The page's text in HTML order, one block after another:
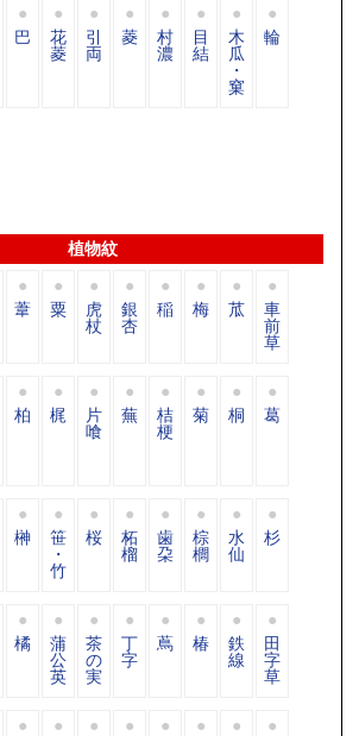
巴 花
菱
引
両
菱 村
濃
目
結
木
瓜
・
窠
輪
植物紋
葦 粟 虎
杖
銀
杏
稲 梅 苽 車
前
草
柏 梶 片
喰
蕪 桔
梗
菊 桐 葛
榊 笹
・
竹
桜 柘
榴
歯
朶
棕
櫚
水
仙
杉
橘 蒲
公
英
茶
の
実
丁
字
蔦 椿 鉄
線
田
字
草